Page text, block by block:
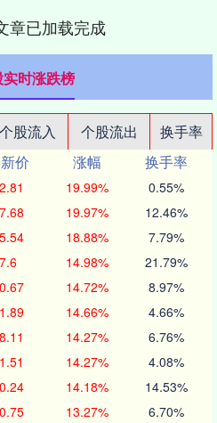
章已加载完成
时涨跌榜
个股流入 个股流出
换手率
价 涨幅
换手率
19.99% 0.55%
19.97% 12.46%
18.88% 7.79%
7.6 14.98% 21.79%
14.72% 8.97%
14.66% 4.66%
14.27% 6.76%
14.27% 4.08%
14.18% 14.53%
13.27% 6.70%